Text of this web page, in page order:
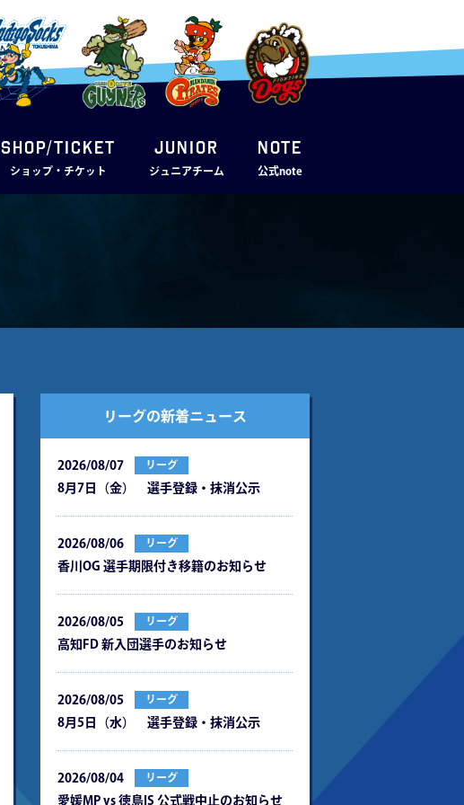
SHOP/TICKET
ショップ・チケット
JUNIOR
ジュニアチーム
note
公式note
リーグの新着ニュース
2026/08/07 リーグ
8月7日（金） 選手登録・抹消公示
2026/08/06 リーグ
⾹川OG 選⼿期限付き移籍のお知らせ
2026/08/05 リーグ
⾼知FD 新⼊団選⼿のお知らせ
2026/08/05 リーグ
8月5日（水） 選手登録・抹消公示
2026/08/04 リーグ
愛媛MP vs 徳島IS 公式戦中⽌のお知らせ